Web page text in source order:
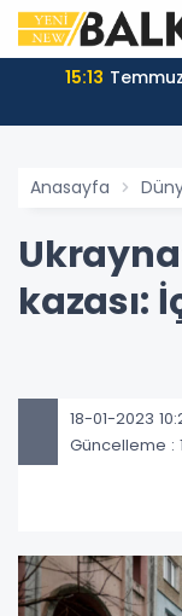
15:13
Anasayfa
kazası:
18-01-2023
Güncelleme :